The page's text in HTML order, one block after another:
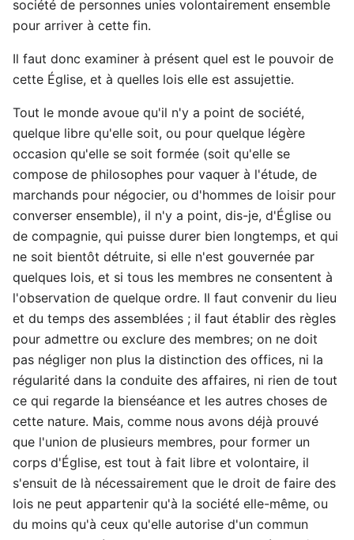
société de personnes unies volontairement ensemble
pour arriver à cette fin.
Il faut donc examiner à présent quel est le pouvoir de
cette Église, et à quelles lois elle est assujettie.
Tout le monde avoue qu'il n'y a point de société,
quelque libre qu'elle soit, ou pour quelque légère
occasion qu'elle se soit formée (soit qu'elle se
compose de philosophes pour vaquer à l'étude, de
marchands pour négocier, ou d'hommes de loisir pour
converser ensemble), il n'y a point, dis-je, d'Église ou
de compagnie, qui puisse durer bien longtemps, et qui
ne soit bientôt détruite, si elle n'est gouvernée par
quelques lois, et si tous les membres ne consentent à
l'observation de quelque ordre. Il faut convenir du lieu
et du temps des assemblées ; il faut établir des règles
pour admettre ou exclure des membres; on ne doit
pas négliger non plus la distinction des offices, ni la
régularité dans la conduite des affaires, ni rien de tout
ce qui regarde la bienséance et les autres choses de
cette nature. Mais, comme nous avons déjà prouvé
que l'union de plusieurs membres, pour former un
corps d'Église, est tout à fait libre et volontaire, il
s'ensuit de là nécessairement que le droit de faire des
lois ne peut appartenir qu'à la société elle-même, ou
du moins qu'à ceux qu'elle autorise d'un commun